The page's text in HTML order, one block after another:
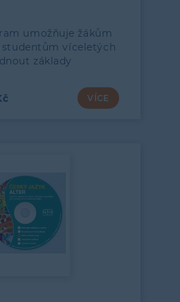
umožňuje žákům
studentům víceletých
základy
VÍCE